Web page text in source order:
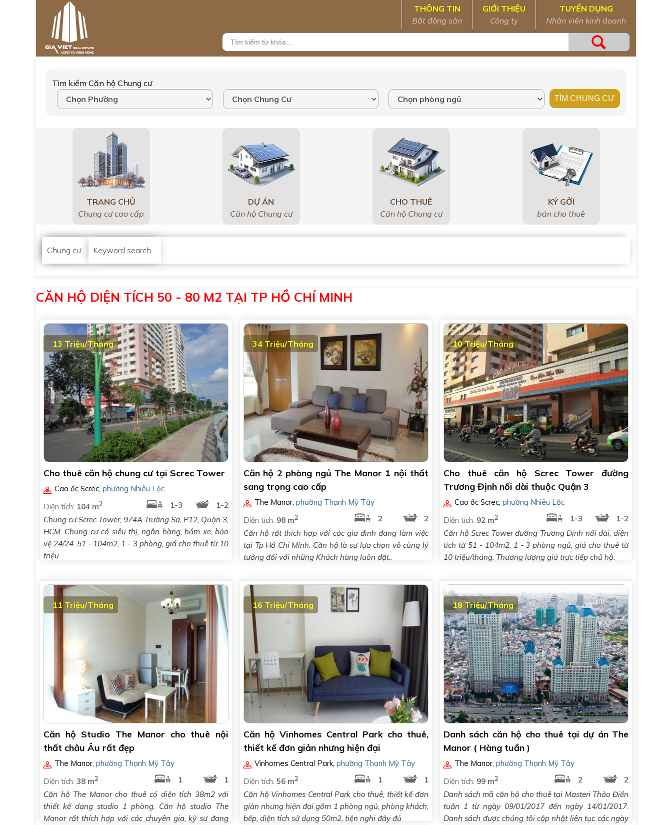
THÔNG TIN
Bất động sản
GIỚI THIỆU
Công ty
TUYỂN DỤNG
Nhân viên kinh doanh
Tìm kiếm Căn hộ Chung cư
TRANG CHỦ
Chung cư cao cấp
DỰ ÁN
Căn hộ Chung cư
CHO THUÊ
Căn hộ Chung cư
KÝ GỞI
bán cho thuê
Chung cư Keyword search
CĂN HỘ DIỆN TÍCH 50 - 80 M2 TẠI TP HỒ CHÍ MINH
13 Triệu/Tháng
Cho thuê căn hộ chung cư tại Screc Tower
Cao ốc Screc, phường Nhiêu Lộc
Diện tích: 104 m2 1-3
1-2
Chung cư Screc Tower, 974A Trường Sa, P12, Quận 3,
HCM. Chung cư có siêu thị, ngân hàng, hầm xe, bảo
vệ 24/24. 51 - 104m2, 1 - 3 phòng, giá cho thuê từ 10
triệu
34 Triệu/Tháng
Căn hộ 2 phòng ngủ The Manor 1 nội thất
sang trọng cao cấp
The Manor, phường Thạnh Mỹ Tây
Diện tích: 98 m2 2
2
Căn hộ rất thích hợp với các gia đình đang làm việc
tại Tp Hồ Chi Minh. Căn hộ là sự lựa chọn vô cùng lý
tưởng đối với những Khách hàng luôn đặt..
10 Triệu/Tháng
Cho thuê căn hộ Screc Tower đường
Trương Định nối dài thuộc Quận 3
Cao ốc Screc, phường Nhiêu Lộc
Diện tích: 92 m2 1-3
1-2
Căn hộ Screc Tower đường Trương Định nối dài, diện
tích từ 51 - 104m2, 1 - 3 phòng ngủ, giá cho thuê từ
10 triệu/tháng. Thương lượng giá trực tiếp chủ hộ.
11 Triệu/Tháng
Căn hộ Studio The Manor cho thuê nội
thất châu Âu rất đẹp
The Manor, phường Thạnh Mỹ Tây
Diện tích: 38 m2 1
1
Căn hộ The Manor cho thuê có diện tích 38m2 với
thiết kế dạng studio 1 phòng. Căn hộ studio The
Manor rất thích hợp với các chuyên gia, kỹ sư đang
16 Triệu/Tháng
Căn hộ Vinhomes Central Park cho thuê,
thiết kế đơn giản nhưng hiện đại
Vinhomes Central Park, phường Thạnh Mỹ Tây
Diện tích: 56 m2 1
1
Căn hộ Vinhomes Central Park cho thuê, thiết kế đơn
giản nhưng hiện đại gồm 1 phòng ngủ, phòng khách,
bếp, diện tích sử dụng 50m2, tiện nghi đầy đủ
18 Triệu/Tháng
Danh sách căn hộ cho thuê tại dự án The
Manor ( Hàng tuần )
The Manor, phường Thạnh Mỹ Tây
Diện tích: 99 m2 2
2
Danh sách mã căn hộ cho thuê tại Masteri Thảo Điền
tuần 1 từ ngày 09/01/2017 đến ngày 14/01/2017.
Danh sách được chúng tôi cập nhật liên tục các ngày